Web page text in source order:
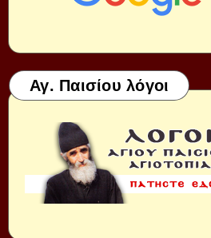
Αγ. Παισίου λόγοι